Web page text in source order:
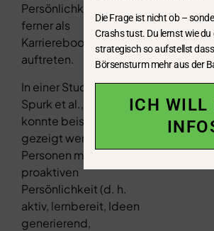
Persönlichkeit können
ferner als
Karrierebooster
auftreten.
In einer Studie von
Spurk et al., (2013)
konnte beispielsweise
gezeigt werden, dass
Personen mit einer
proaktiven
Persönlichkeit (d. h.
aktiv, lernbereit, Ideen
generierend,
Die Frage ist nicht ob –
Crashs tust. Du lernst wie
strategisch so aufstellst
Börsensturm mehr aus der
ICH WILL